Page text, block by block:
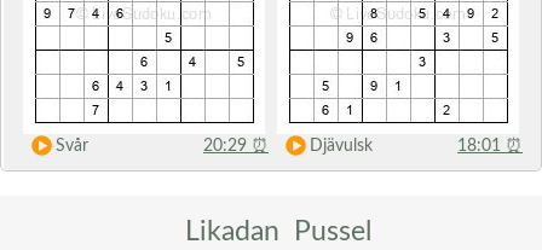
Svår 20:29 ⏰ Djävulsk 18:01 ⏰
Likadan Pussel